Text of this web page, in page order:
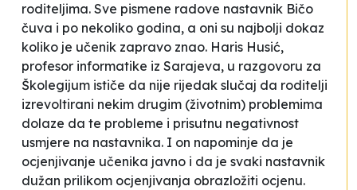
roditeljima. Sve pismene radove nastavnik Bičo
čuva i po nekoliko godina, a oni su najbolji dokaz
koliko je učenik zapravo znao. Haris Husić,
profesor informatike iz Sarajeva, u razgovoru za
Školegijum ističe da nije rijedak slučaj da roditelji
izrevoltirani nekim drugim (životnim) problemima
dolaze da te probleme i prisutnu negativnost
usmjere na nastavnika. I on napominje da je
ocjenjivanje učenika javno i da je svaki nastavnik
dužan prilikom ocjenjivanja obrazložiti ocjenu.